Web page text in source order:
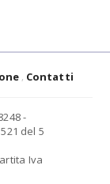
Contatti
-
del 5
Iva